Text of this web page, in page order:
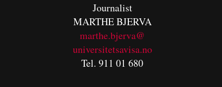
Journalist
MARTHE BJERVA
marthe.bjerva@
universitetsavisa.no
Tel. 911 01 680